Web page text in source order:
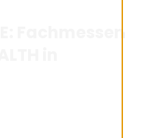
Fachmessen